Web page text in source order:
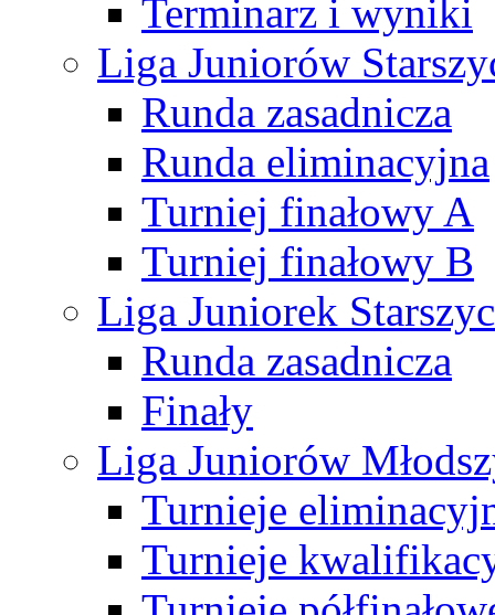
Terminarz i wyniki
Liga Juniorów
Runda zasadnicza
Runda eliminacyjna
Turniej finałowy A
Turniej finałowy B
Liga Juniorek
Runda zasadnicza
Finały
Liga Juniorów
Turnieje
Turnieje